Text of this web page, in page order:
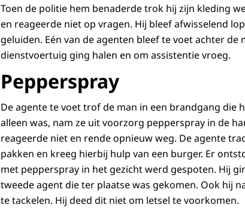
Toen de politie hem benaderde trok hij zijn kleding
en reageerde niet op vragen. Hij bleef afwisselend
geluiden. Eén van de agenten bleef te voet achter
dienstvoertuig ging halen en om assistentie vroeg.
Pepperspray
De agente te voet trof de man in een brandgang die
alleen was, nam ze uit voorzorg pepperspray in de
reageerde niet en rende opnieuw weg. De agente
pakken en kreeg hierbij hulp van een burger. Er
met pepperspray in het gezicht werd gespoten. Hij
tweede agent die ter plaatse was gekomen. Ook hij
te tackelen. Hij deed dit niet om letsel te voorkomen.